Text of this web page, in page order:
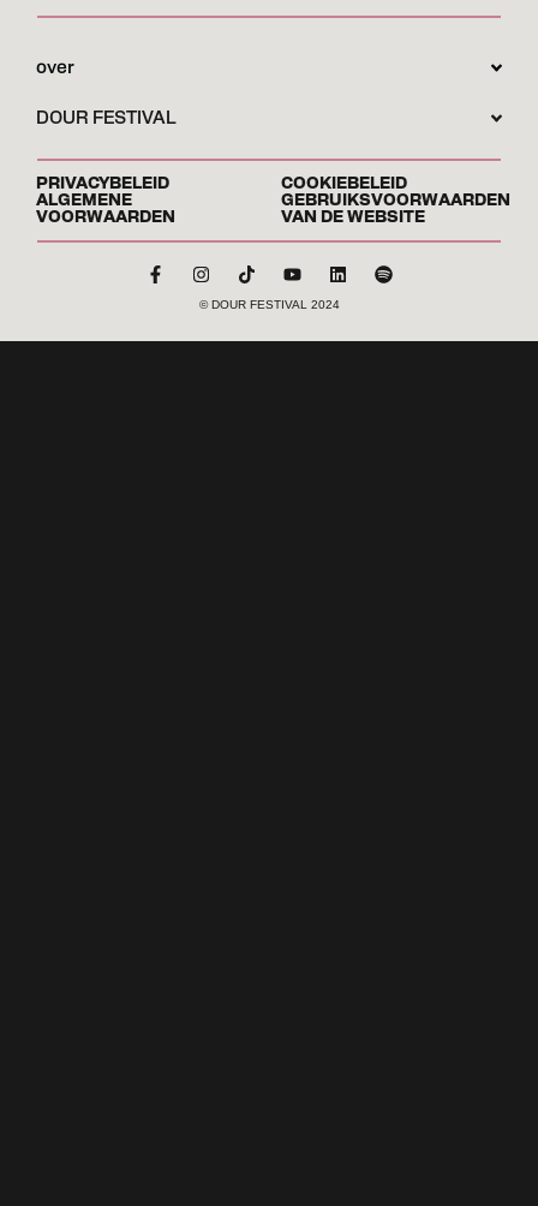
over
DOUR FESTIVAL
PRIVACYBELEID
ALGEMENE
VOORWAARDEN
COOKIEBELEID
GEBRUIKSVOORWAARDEN
VAN DE WEBSITE
© DOUR FESTIVAL 2024